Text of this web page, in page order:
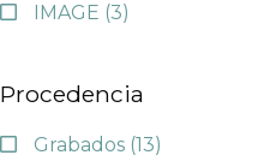
IMAGE (3)
Procedencia
Grabados (13)